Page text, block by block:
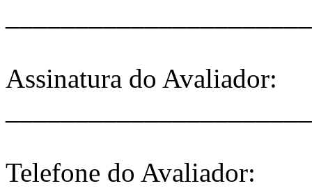
Assinatura do Avaliador:
Telefone do Avaliador: